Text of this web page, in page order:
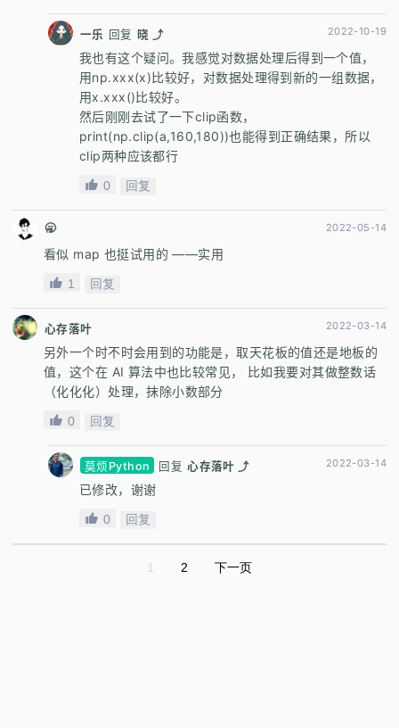
一乐 回复 晓 ⤴ 2022-10-19
我也有这个疑问。我感觉对数据处理后得到一个值，
用np.xxx(x)比较好，对数据处理得到新的一组数据，
用x.xxx()比较好。
然后刚刚去试了一下clip函数，
print(np.clip(a,160,180))也能得到正确结果，所以
clip两种应该都行
0 回复
🥱 2022-05-14
看似 map 也挺试用的 ——实用
1 回复
心存落叶 2022-03-14
另外一个时不时会用到的功能是，取天花板的值还是地板的
值，这个在 AI 算法中也比较常见， 比如我要对其做整数话
（化化化）处理，抹除小数部分
0 回复
莫烦Python 回复 心存落叶 ⤴ 2022-03-14
已修改，谢谢
0 回复
1 2 下一页